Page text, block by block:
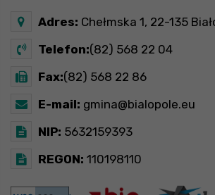
Adres: Chełmska 1, 22-135
Telefon:(82) 568 22 04
Fax:(82) 568 22 86
E-mail: gmina@bialopole.eu
NIP: 5632159393
REGON: 110198110